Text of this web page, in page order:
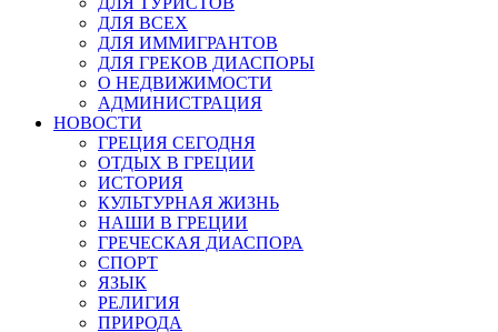
ДЛЯ ВСЕХ
ДЛЯ ИММИГРАНТОВ
ДЛЯ ГРЕКОВ ДИАСПОРЫ
О НЕДВИЖИМОСТИ
АДМИНИСТРАЦИЯ
НОВОСТИ
ГРЕЦИЯ СЕГОДНЯ
ОТДЫХ В ГРЕЦИИ
ИСТОРИЯ
КУЛЬТУРНАЯ ЖИЗНЬ
НАШИ В ГРЕЦИИ
ГРЕЧЕСКАЯ ДИАСПОРА
СПОРТ
ЯЗЫК
РЕЛИГИЯ
ПРИРОДА